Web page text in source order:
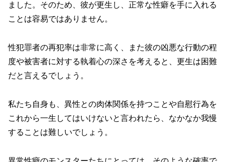
ました。そのため、彼が更生し、正常な性癖を手に入れる
ことは容易ではありません。
性犯罪者の再犯率は非常に高く、また彼の凶悪な行動の程
度や被害者に対する執着心の深さを考えると、更生は困難
だと言えるでしょう。
私たち自身も、異性との肉体関係を持つことや自慰行為を
これから一生してはいけないと言われたら、なかなか我慢
することは難しいでしょう。